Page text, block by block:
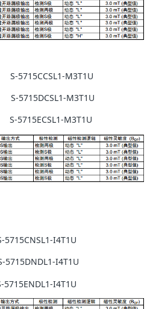
5715CCSL1-M3T1U
5715DCSL1-M3T1U
M3T1U
I4T1U
I4T1U
I4T1U